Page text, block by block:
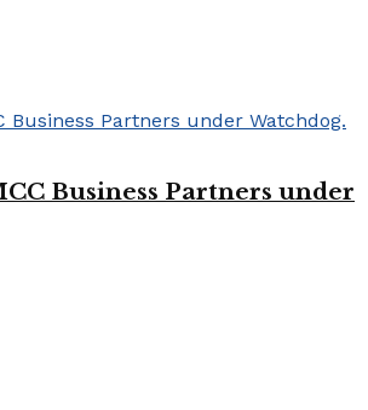
Business Partners under